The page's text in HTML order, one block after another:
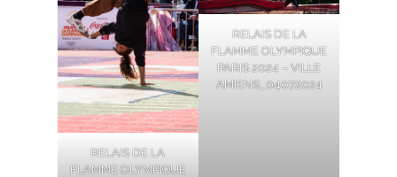
RELAIS DE LA
FLAMME OLYMPIQUE
RELAIS DE LA
FLAMME OLYMPIQUE
PARIS 2024 – VILLE
AMIENS_04072024